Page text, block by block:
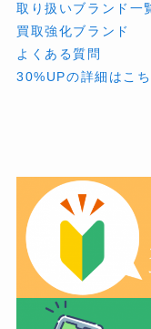
取り扱いブランド一
買取強化ブランド
よくある質問
30%UPの詳細はこ